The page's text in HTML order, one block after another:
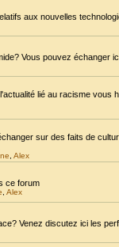
aux nouvelles
Vous pouvez échanger
lié au racisme
sur des faits de
Alex
ce forum
Alex
Venez discutez ici les